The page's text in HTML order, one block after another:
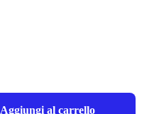
Aggiungi al carrello